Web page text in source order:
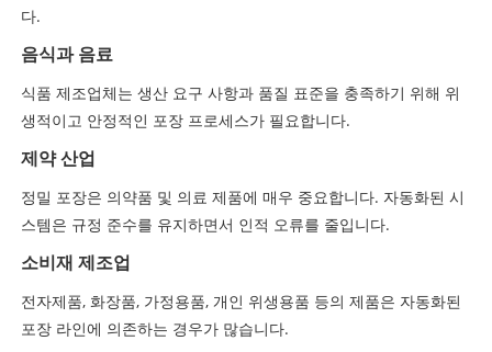
다.
음식과 음료
식품 제조업체는 생산 요구 사항과 품질 표준을 충족하기 위해 위
생적이고 안정적인 포장 프로세스가 필요합니다.
제약 산업
정밀 포장은 의약품 및 의료 제품에 매우 중요합니다. 자동화된 시
스템은 규정 준수를 유지하면서 인적 오류를 줄입니다.
소비재 제조업
전자제품, 화장품, 가정용품, 개인 위생용품 등의 제품은 자동화된
포장 라인에 의존하는 경우가 많습니다.